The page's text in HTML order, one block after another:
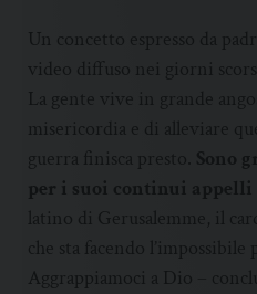
Un concetto espresso da
video diffuso nei giorni
La gente vive in grande
misericordia e di alleviare
guerra finisca presto.
Sono
per i suoi continui appelli
latino di Gerusalemme, il
che sta facendo l’impossibile
Aggrappiamoci a Dio –